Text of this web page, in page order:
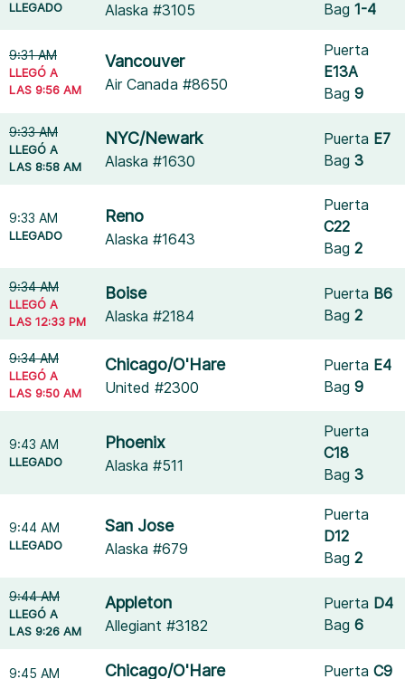
LLEGADO Alaska #3105
Bag1-4
9:31 AM
LLEGÓ A
LAS 9:56 AM
Vancouver
Air Canada #8650
Puerta
E13A
Bag9
9:33 AM
LLEGÓ A
LAS 8:58 AM
NYC/Newark
Alaska #1630
Puerta E7
Bag3
9:33 AM
LLEGADO
Reno
Alaska #1643
Puerta
C22
Bag2
9:34 AM
LLEGÓ A
LAS 12:33 PM
Boise
Alaska #2184
Puerta B6
Bag2
9:34 AM
LLEGÓ A
LAS 9:50 AM
Chicago/O'Hare
United #2300
Puerta E4
Bag9
9:43 AM
LLEGADO
Phoenix
Alaska #511
Puerta
C18
Bag3
9:44 AM
LLEGADO
San Jose
Alaska #679
Puerta
D12
Bag2
9:44 AM
LLEGÓ A
LAS 9:26 AM
Appleton
Allegiant #3182
Puerta D4
Bag6
9:45 AM Chicago/O'Hare PuertaC9